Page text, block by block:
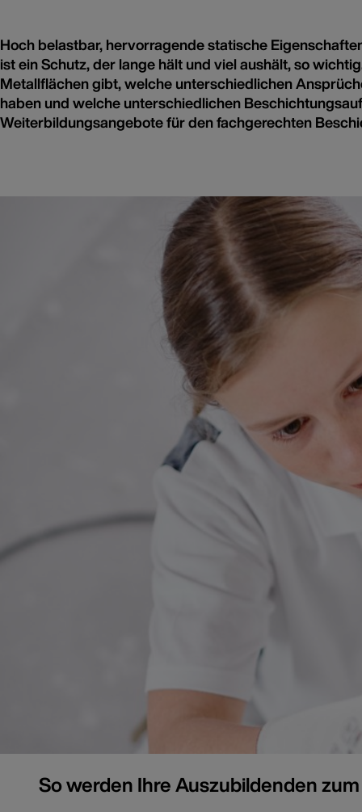
Fachgerechte Beschichtung
Korrosion? Keine Chance!
Hoch belastbar, hervorragende statische
ist ein Schutz, der lange hält und viel aushält, so
Metallflächen gibt, welche unterschiedlichen
haben und welche unterschiedlichen
Weiterbildungsangebote für den fachgerechten
So werden Ihre Auszubildenden